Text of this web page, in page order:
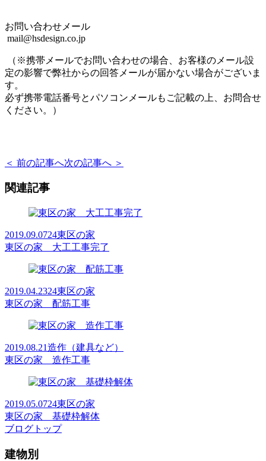
お問い合わせメール
mail@hsdesign.co.jp
（※携帯メールでお問い合わせの場合、お客様のメール設
定の影響で弊社からの回答メールが届かない場合がございま
す。
必ず携帯電話番号とパソコンメールもご記載の上、お問合せ
ください。）
＜ 前の記事へ次の記事へ ＞
関連記事
2019.09.0724東区の家
東区の家 大工工事完了
2019.04.2324東区の家
東区の家 配筋工事
2019.08.21造作（建具など）
東区の家 造作工事
2019.05.0724東区の家
東区の家 基礎枠解体
ブログトップ
建物別